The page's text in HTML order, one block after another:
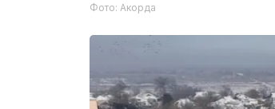
Фото: Акорда